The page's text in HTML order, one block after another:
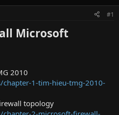
#1
Microsoft
2010
1-tim-hieu-tmg-2010-
topology